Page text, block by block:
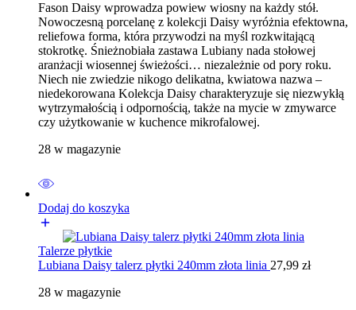
Fason Daisy wprowadza powiew wiosny na każdy stół.
Nowoczesną porcelanę z kolekcji Daisy wyróżnia efektowna,
reliefowa forma, która przywodzi na myśl rozkwitającą
stokrotkę. Śnieżnobiała zastawa Lubiany nada stołowej
aranżacji wiosennej świeżości… niezależnie od pory roku.
Niech nie zwiedzie nikogo delikatna, kwiatowa nazwa –
niedekorowana Kolekcja Daisy charakteryzuje się niezwykłą
wytrzymałością i odpornością, także na mycie w zmywarce
czy użytkowanie w kuchence mikrofalowej.
28 w magazynie
Dodaj do koszyka
Talerze płytkie
Lubiana Daisy talerz płytki 240mm złota linia 27,99 zł
28 w magazynie